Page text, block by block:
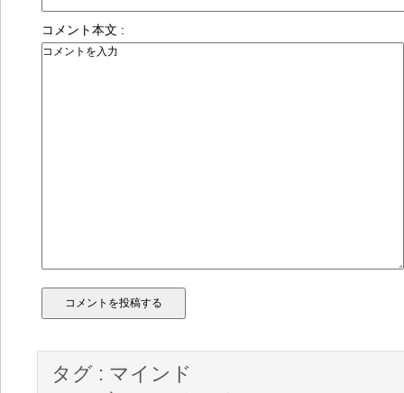
コメント本文 :
タグ : マインド